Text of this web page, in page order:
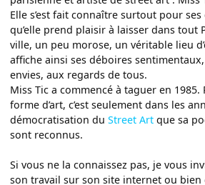
Elle s’est fait connaître surtout pour
qu’elle prend plaisir à laisser dans tout
ville, un peu morose, un véritable lieu
affiche ainsi ses déboires
envies, aux regards de tous.
Miss Tic a commencé à taguer en
forme d’art, c’est seulement dans les
démocratisation duStreet Art que sa
sont reconnus.
Si vous ne la connaissez pas, je vous
son travail sur son site internet ou